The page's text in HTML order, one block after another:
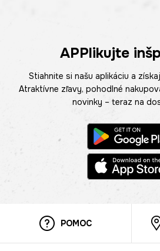
APPlikujte
Stiahnite si našu aplikáciu a
Atraktívne zľavy, pohodlné
novinky – teraz na
POMOC